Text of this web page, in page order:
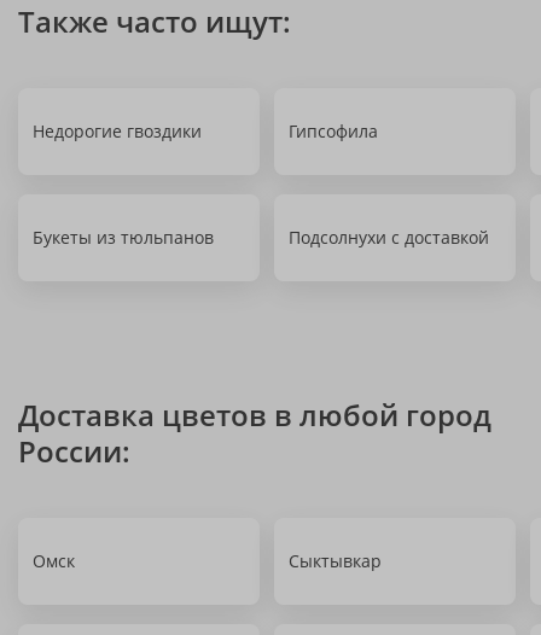
Также часто ищут:
Недорогие гвоздики Гипсофила
Букеты из тюльпанов Подсолнухи с доставкой
Доставка цветов в любой город
России:
Омск Сыктывкар